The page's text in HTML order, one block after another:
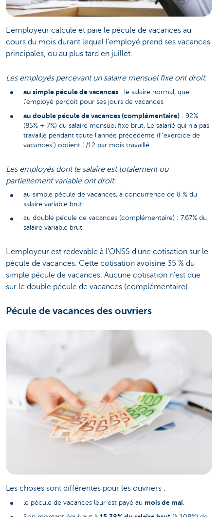
L'employeur calcule et paie le pécule de vacances au
cours du mois durant lequel l'employé prend ses vacances
principales, ou au plus tard en juillet.
Les employés percevant un salaire mensuel fixe ont droit:
au simple pécule de vacances : le salaire normal, que
l'employé perçoit pour ses jours de vacances
au double pécule de vacances (complémentaire) : 92%
(85% + 7%) du salaire mensuel fixe brut. Le salarié qui n'a pas
travaillé pendant toute l'année précédente (l’"exercice de
vacances") obtient 1/12 par mois travaillé.
Les employés dont le salaire est totalement ou
partiellement variable ont droit:
au simple pécule de vacances, à concurrence de 8 % du
salaire variable brut;
au double pécule de vacances (complémentaire) : 7,67% du
salaire variable brut.
L'employeur est redevable à l'ONSS d'une cotisation sur le
pécule de vacances. Cette cotisation avoisine 35 % du
simple pécule de vacances. Aucune cotisation n'est due
sur le double pécule de vacances (complémentaire).
Pécule de vacances des ouvriers
Les choses sont différentes pour les ouvriers :
le pécule de vacances leur est payé au mois de mai